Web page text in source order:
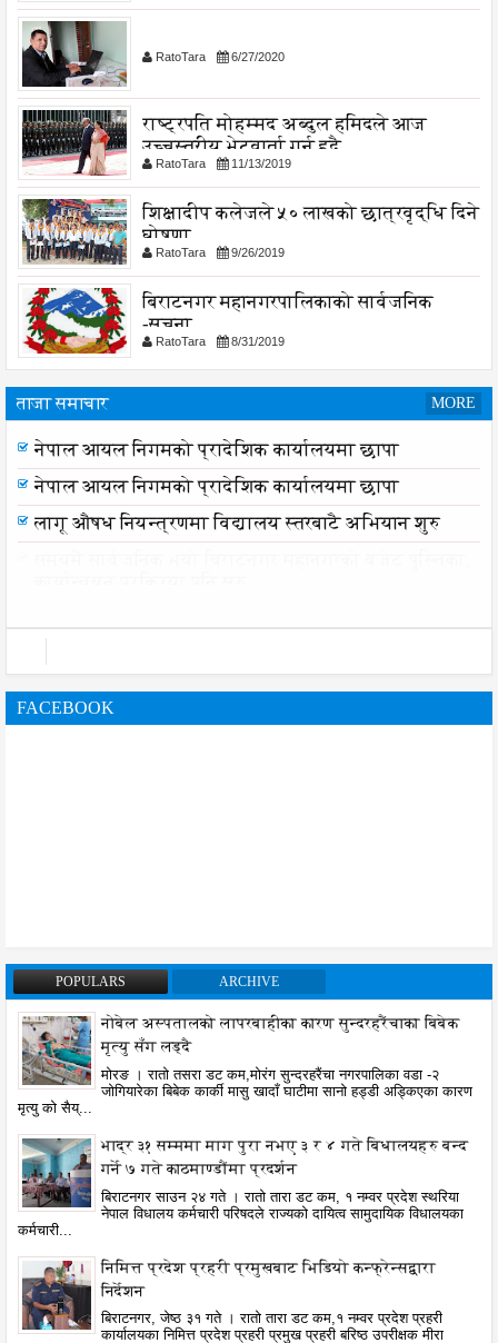
RatoTara 6/27/2020
राष्ट्रपति मोहम्मद अब्दुल हमिदले आज
उच्चस्तरीय भेटवार्ता गर्नु हुदै,
RatoTara 11/13/2019
शिक्षादीप कलेजले ५० लाखको छात्रवृद्धि दिने
घोषणा
RatoTara 9/26/2019
बिराटनगर महानगरपालिकाको सार्वजनिक
-सुचना
RatoTara 8/31/2019
ताजा समाचार MORE
लागू औषध नियन्त्रणमा विद्यालय स्तरबाटै अभियान शुरु
नेपाल आयल निगमको प्रादेशिक कार्यालयमा छापा
नेपाल आयल निगमको प्रादेशिक कार्यालयमा छापा
लागू औषध नियन्त्रणमा विद्यालय स्तरबाटै अभियान शुरु
FACEBOOK
POPULARS ARCHIVE
नोबेल अस्पतालको लापरबाहीका कारण सुन्दरहरैंचाका बिबेक
मृत्यु सँग लड्दै
मोरङ । रातो तसरा डट कम,मोरंग सुन्दरहरैंचा नगरपालिका वडा -२
जोगियारेका बिबेक कार्की मासु खादाँ घाटीमा सानो हड्डी अड्किएका कारण
मृत्यु को सैय्...
भाद्र ३१ सम्ममा माग पुरा नभए ३ र ४ गते बिधालयहरु बन्द
गर्ने ७ गते काठमाण्डौंमा प्रदर्शन
बिराटनगर साउन २४ गते । रातो तारा डट कम, १ नम्वर प्रदेश स्थरिया
नेपाल विधालय कर्मचारी परिषदले राज्यको दायित्व सामुदायिक विधालयका
कर्मचारी...
निमित्त प्रदेश प्रहरी प्रमुखबाट भिडियो कन्फ्रेन्सद्वारा
निर्देशन
बिराटनगर, जेष्ठ ३१ गते । रातो तारा डट कम,१ नम्वर प्रदेश प्रहरी
कार्यालयका निमित्त प्रदेश प्रहरी प्रमुख प्रहरी बरिष्ठ उपरीक्षक मीरा